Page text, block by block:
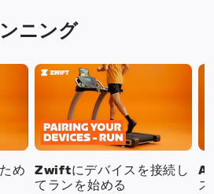
ニング
め
Zwiftにデバイスを接続し
てランを始める